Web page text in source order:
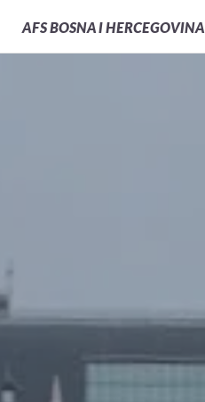
AFSBOSNA I HERCEGOVINA